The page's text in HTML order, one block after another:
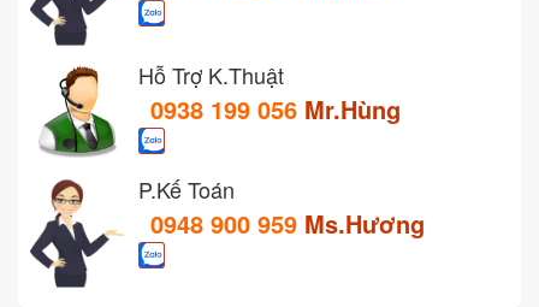
Hỗ Trợ K.Thuật
0938 199 056 Mr.Hùng
P.Kế Toán
0948 900 959 Ms.Hương